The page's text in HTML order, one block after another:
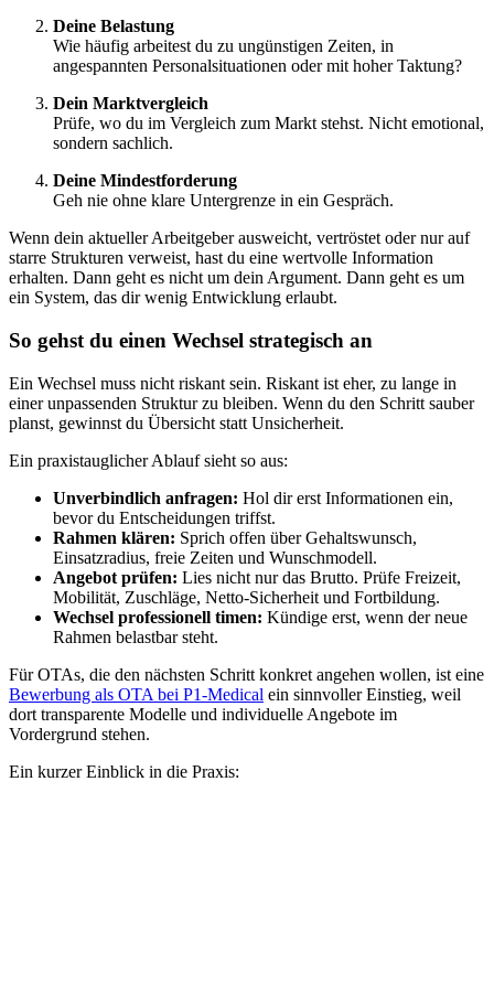
Deine Belastung
Wie häufig arbeitest du zu ungünstigen Zeiten, in
angespannten Personalsituationen oder mit hoher Taktung?
Dein Marktvergleich
Prüfe, wo du im Vergleich zum Markt stehst. Nicht emotional,
sondern sachlich.
Deine Mindestforderung
Geh nie ohne klare Untergrenze in ein Gespräch.
Wenn dein aktueller Arbeitgeber ausweicht, vertröstet oder nur auf
starre Strukturen verweist, hast du eine wertvolle Information
erhalten. Dann geht es nicht um dein Argument. Dann geht es um
ein System, das dir wenig Entwicklung erlaubt.
So gehst du einen Wechsel strategisch an
Ein Wechsel muss nicht riskant sein. Riskant ist eher, zu lange in
einer unpassenden Struktur zu bleiben. Wenn du den Schritt sauber
planst, gewinnst du Übersicht statt Unsicherheit.
Ein praxistauglicher Ablauf sieht so aus:
Unverbindlich anfragen: Hol dir erst Informationen ein,
bevor du Entscheidungen triffst.
Rahmen klären: Sprich offen über Gehaltswunsch,
Einsatzradius, freie Zeiten und Wunschmodell.
Angebot prüfen: Lies nicht nur das Brutto. Prüfe Freizeit,
Mobilität, Zuschläge, Netto-Sicherheit und Fortbildung.
Wechsel professionell timen: Kündige erst, wenn der neue
Rahmen belastbar steht.
Für OTAs, die den nächsten Schritt konkret angehen wollen, ist eine
Bewerbung als OTA bei P1-Medical ein sinnvoller Einstieg, weil
dort transparente Modelle und individuelle Angebote im
Vordergrund stehen.
Ein kurzer Einblick in die Praxis: